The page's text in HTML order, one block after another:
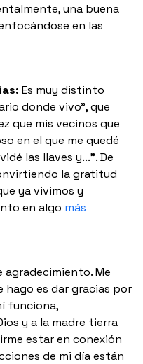
una buena
en las
Es muy distinto
donde vivo”, que
que mis vecinos que
en el que me quedé
las llaves y...”. De
la gratitud
ya vivimos y
en algo más
Me
es dar gracias por
funciona,
y a la madre tierra
estar en conexión
de mi día están